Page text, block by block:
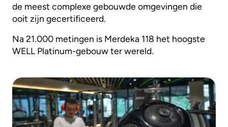
de meest complexe gebouwde omgevingen die
ooit zijn gecertificeerd.
Na 21.000 metingen is Merdeka 118 het hoogste
WELL Platinum-gebouw ter wereld.